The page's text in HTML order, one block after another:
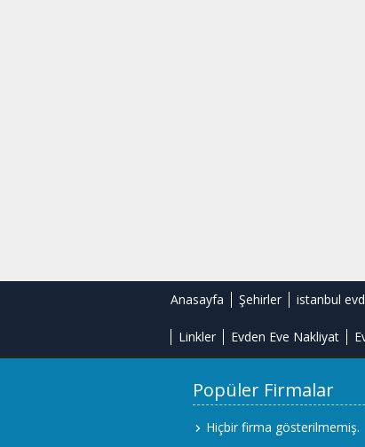
Anasayfa Şehirler istanbul
Linkler Evden Eve Nakliyat
Popüler Firmalar
Hiçbir firma gösterilmemiş.